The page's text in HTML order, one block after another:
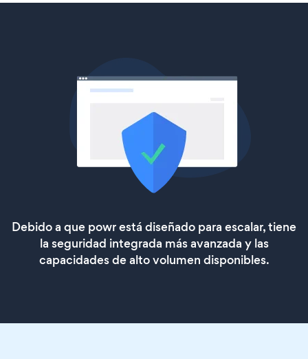
Debido a que powr está diseñado para escalar, tiene
la seguridad integrada más avanzada y las
capacidades de alto volumen disponibles.